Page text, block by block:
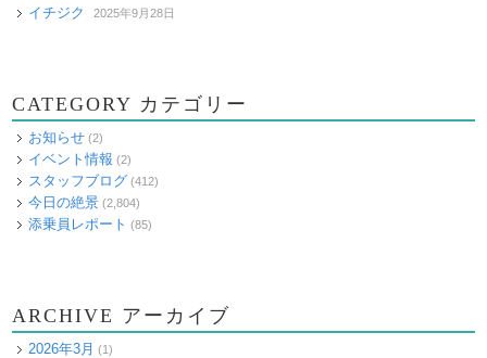
イチジク 2025年9月28日
CATEGORY カテゴリー
お知らせ (2)
イベント情報 (2)
スタッフブログ (412)
今日の絶景 (2,804)
添乗員レポート (85)
ARCHIVE アーカイブ
2026年3月 (1)